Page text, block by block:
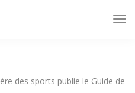
des sports publie le Guide de